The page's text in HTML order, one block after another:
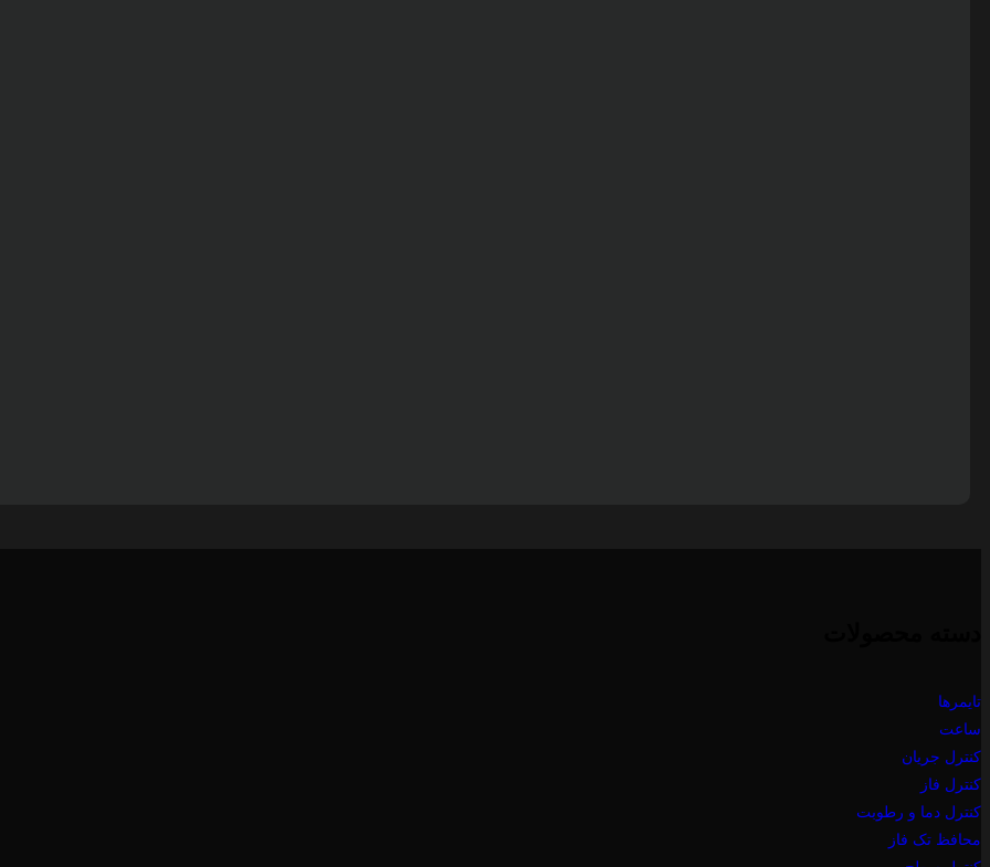
تایمرها
ساعت
کنترل جریان
کنترل فاز
کنترل دما و رطوبت
محافظ تک فاز